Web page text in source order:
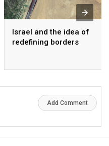
Israel and the idea of
redefining borders
Add Comment